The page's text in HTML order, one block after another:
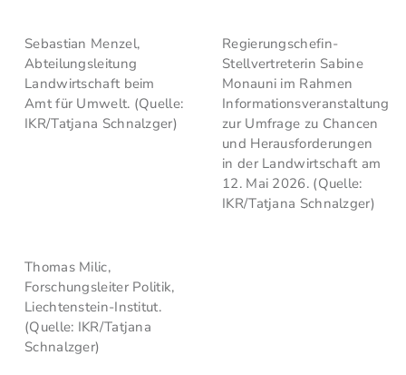
Sebastian Menzel,
Abteilungsleitung
Landwirtschaft beim
Amt für Umwelt. (Quelle:
IKR/Tatjana Schnalzger)
Regierungschefin-
Stellvertreterin Sabine
Monauni im Rahmen
Informationsveranstaltung
zur Umfrage zu Chancen
und Herausforderungen
in der Landwirtschaft am
12. Mai 2026. (Quelle:
IKR/Tatjana Schnalzger)
Thomas Milic,
Forschungsleiter Politik,
Liechtenstein-Institut.
(Quelle: IKR/Tatjana
Schnalzger)